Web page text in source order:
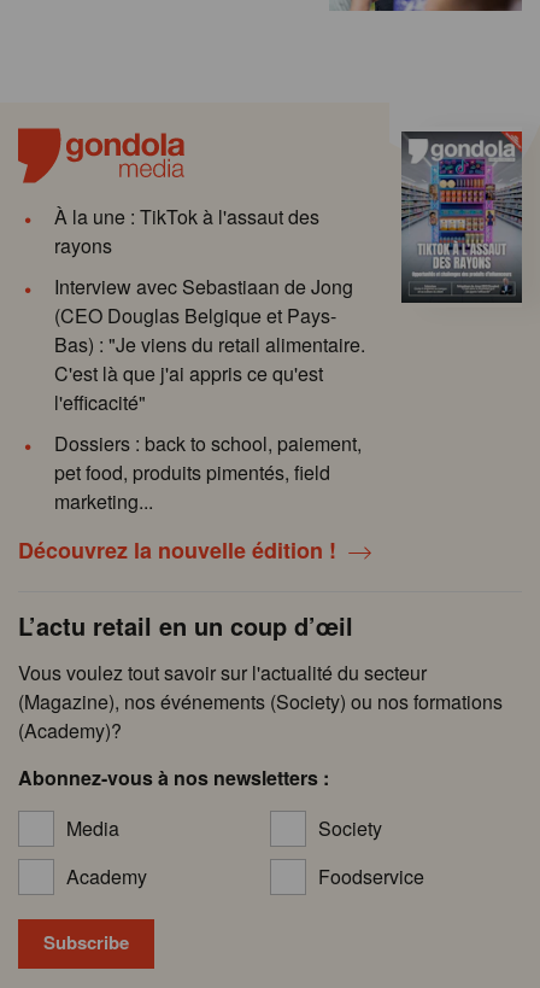
À la une : TikTok à l'assaut des
rayons
Interview avec Sebastiaan de Jong
(CEO Douglas Belgique et Pays-
Bas) : "Je viens du retail alimentaire.
C'est là que j'ai appris ce qu'est
l'efficacité"
Dossiers : back to school, paiement,
pet food, produits pimentés, field
marketing...
Découvrez la nouvelle édition !
L’actu retail en un coup d’œil
Vous voulez tout savoir sur l'actualité du secteur
(Magazine), nos événements (Society) ou nos formations
(Academy)?
Abonnez-vous à nos newsletters :
Media
Society
Academy
Foodservice